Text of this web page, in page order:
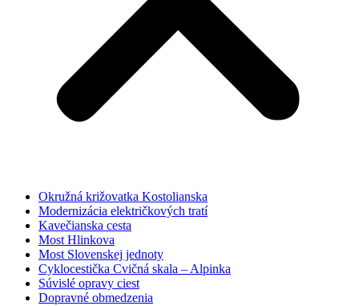
Okružná križovatka Kostolianska
Modernizácia električkových tratí
Kavečianska cesta
Most Hlinkova
Most Slovenskej jednoty
Cyklocestička Cvičná skala – Alpinka
Súvislé opravy ciest
Dopravné obmedzenia